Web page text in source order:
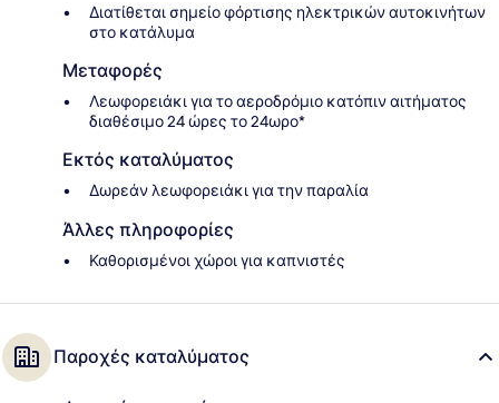
Διατίθεται σημείο φόρτισης ηλεκτρικών αυτοκινήτων
στο κατάλυμα
Μεταφορές
Λεωφορειάκι για το αεροδρόμιο κατόπιν αιτήματος
διαθέσιμο 24 ώρες το 24ωρο*
Εκτός καταλύματος
Δωρεάν λεωφορειάκι για την παραλία
Άλλες πληροφορίες
Καθορισμένοι χώροι για καπνιστές
Παροχές καταλύματος